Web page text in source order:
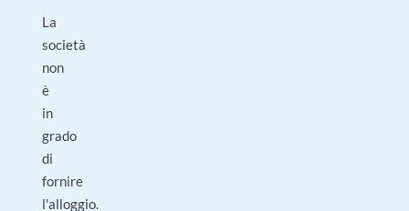
La
società
non
è
in
grado
di
fornire
l'alloggio.